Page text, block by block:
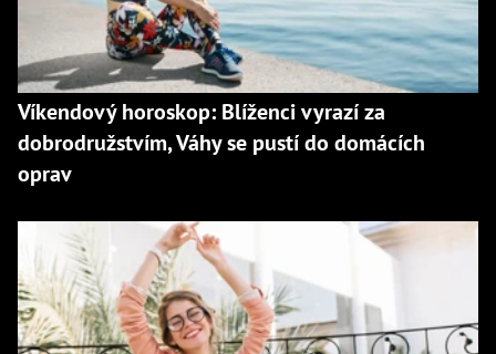
Víkendový horoskop: Blíženci vyrazí za
dobrodružstvím, Váhy se pustí do domácích
oprav